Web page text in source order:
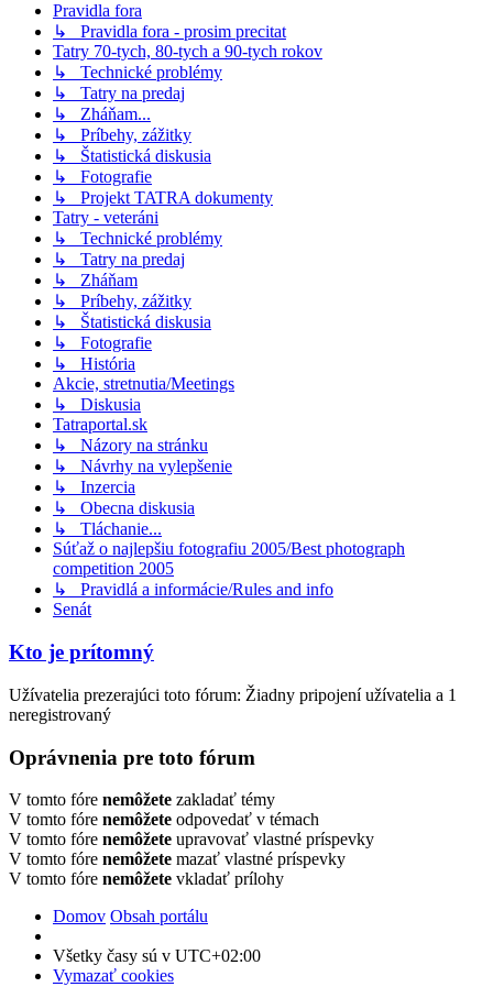
Pravidla fora
↳ Pravidla fora - prosim precitat
Tatry 70-tych, 80-tych a 90-tych rokov
↳ Technické problémy
↳ Tatry na predaj
↳ Zháňam...
↳ Príbehy, zážitky
↳ Štatistická diskusia
↳ Fotografie
↳ Projekt TATRA dokumenty
Tatry - veteráni
↳ Technické problémy
↳ Tatry na predaj
↳ Zháňam
↳ Príbehy, zážitky
↳ Štatistická diskusia
↳ Fotografie
↳ História
Akcie, stretnutia/Meetings
↳ Diskusia
Tatraportal.sk
↳ Názory na stránku
↳ Návrhy na vylepšenie
↳ Inzercia
↳ Obecna diskusia
↳ Tláchanie...
Súťaž o najlepšiu fotografiu 2005/Best photograph
competition 2005
↳ Pravidlá a informácie/Rules and info
Senát
Kto je prítomný
Užívatelia prezerajúci toto fórum: Žiadny pripojení užívatelia a 1
neregistrovaný
Oprávnenia pre toto fórum
V tomto fóre nemôžete zakladať témy
V tomto fóre nemôžete odpovedať v témach
V tomto fóre nemôžete upravovať vlastné príspevky
V tomto fóre nemôžete mazať vlastné príspevky
V tomto fóre nemôžete vkladať prílohy
Domov Obsah portálu
Všetky časy sú v UTC+02:00
Vymazať cookies